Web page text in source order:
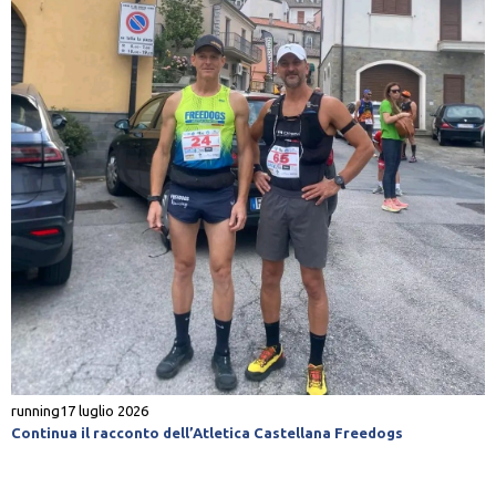
running17 luglio 2026
Continua il racconto dell’Atletica Castellana Freedogs